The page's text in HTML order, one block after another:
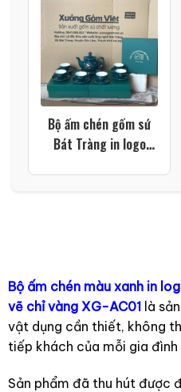
Bộ ấm chén gốm sứ
Bát Tràng in logo
Bộ ấm chén màu xanh in
vẽ chỉ vàng XG-AC01là
vật dụng cần thiết, không
tiếp khách của mỗi gia đình
Sản phẩm đã thu hút được